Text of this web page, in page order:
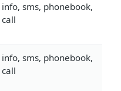
info, sms, phonebook,
call
info, sms, phonebook,
call